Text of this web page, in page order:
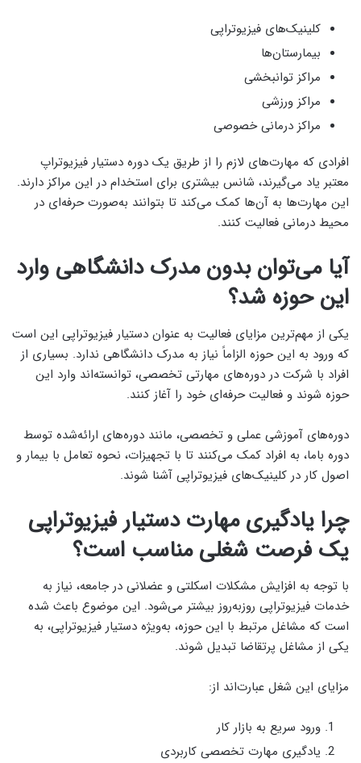
کلینیک‌های فیزیوتراپی
بیمارستان‌ها
مراکز توانبخشی
مراکز ورزشی
مراکز درمانی خصوصی
افرادی که مهارت‌های لازم را از طریق یک دوره دستیار فیزیوتراپ
معتبر یاد می‌گیرند، شانس بیشتری برای استخدام در این مراکز دارند.
این مهارت‌ها به آن‌ها کمک می‌کند تا بتوانند به‌صورت حرفه‌ای در
محیط درمانی فعالیت کنند.
آیا می‌توان بدون مدرک دانشگاهی وارد
این حوزه شد؟
یکی از مهم‌ترین مزایای فعالیت به عنوان دستیار فیزیوتراپی این است
که ورود به این حوزه الزاماً نیاز به مدرک دانشگاهی ندارد. بسیاری از
افراد با شرکت در دوره‌های مهارتی تخصصی، توانسته‌اند وارد این
حوزه شوند و فعالیت حرفه‌ای خود را آغاز کنند.
دوره‌های آموزشی عملی و تخصصی، مانند دوره‌های ارائه‌شده توسط
دوره باما، به افراد کمک می‌کنند تا با تجهیزات، نحوه تعامل با بیمار و
اصول کار در کلینیک‌های فیزیوتراپی آشنا شوند.
چرا یادگیری مهارت دستیار فیزیوتراپی
یک فرصت شغلی مناسب است؟
با توجه به افزایش مشکلات اسکلتی و عضلانی در جامعه، نیاز به
خدمات فیزیوتراپی روزبه‌روز بیشتر می‌شود. این موضوع باعث شده
است که مشاغل مرتبط با این حوزه، به‌ویژه دستیار فیزیوتراپی، به
یکی از مشاغل پرتقاضا تبدیل شوند.
مزایای این شغل عبارت‌اند از:
ورود سریع به بازار کار
یادگیری مهارت تخصصی کاربردی